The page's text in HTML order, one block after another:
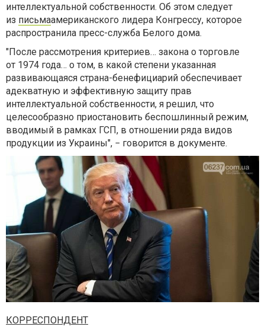
интеллектуальной собственности. Об этом следует
из письмаамериканского лидера Конгрессу, которое
распространила пресс-служба Белого дома.
"После рассмотрения критериев… закона о торговле
от 1974 года… о том, в какой степени указанная
развивающаяся страна-бенефициарий обеспечивает
адекватную и эффективную защиту прав
интеллектуальной собственности, я решил, что
целесообразно приостановить беспошлинный режим,
вводимый в рамках ГСП, в отношении ряда видов
продукции из Украины", − говорится в документе.
КОРРЕСПОНДЕНТ